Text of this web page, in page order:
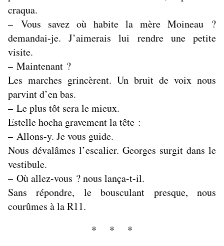
craqua.
– Vous savez où habite la mère Moineau ?
demandai-je. J’aimerais lui rendre une petite
visite.
– Maintenant ?
Les marches grincèrent. Un bruit de voix nous
parvint d’en bas.
– Le plus tôt sera le mieux.
Estelle hocha gravement la tête :
– Allons-y. Je vous guide.
Nous dévalâmes l’escalier. Georges surgit dans le
vestibule.
– Où allez-vous ? nous lança-t-il.
Sans répondre, le bousculant presque, nous
courûmes à la R11.
* * *